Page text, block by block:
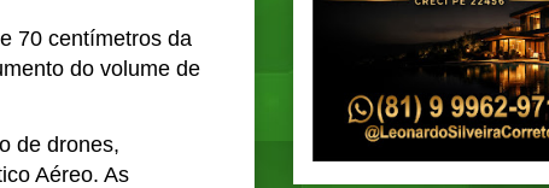
70 centímetros da
do volume de
de drones,
Aéreo. As